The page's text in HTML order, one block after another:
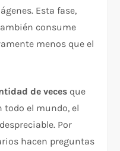
Esta fase,
consume
menos que el
de veces que
todo el mundo, el
Por
hacen preguntas